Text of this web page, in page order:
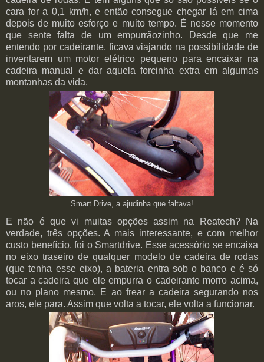
cara for a 0,1 km/h, e então consegue chegar lá em cima
depois de muito esforço e muito tempo. É nesse momento
que sente falta de um empurrãozinho. Desde que me
entendo por cadeirante, ficava viajando na possibilidade de
inventarem um motor elétrico pequeno para encaixar na
cadeira manual e dar aquela forcinha extra em algumas
montanhas da vida.
Smart Drive, a ajudinha que faltava!
E não é que vi muitas opções assim na Reatech? Na
verdade, três opções. A mais interessante, e com melhor
custo benefício, foi o Smartdrive. Esse acessório se encaixa
no eixo traseiro de qualquer modelo de cadeira de rodas
(que tenha esse eixo), a bateria entra sob o banco e é só
tocar a cadeira que ele empurra o cadeirante morro acima,
ou no plano mesmo. E ao frear a cadeira segurando nos
aros, ele para. Assim que volta a tocar, ele volta a funcionar.